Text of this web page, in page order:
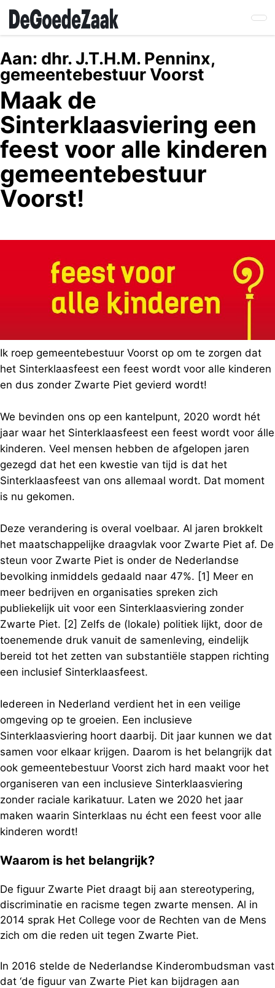
Skip
main
content
Aan: dhr. J.T.H.M. Penninx,
gemeentebestuur Voorst
Maak de
Sinterklaasviering een
feest voor alle kinderen
gemeentebestuur
Voorst!
Ik roep gemeentebestuur Voorst op om te zorgen dat
het Sinterklaasfeest een feest wordt voor alle kinderen
en dus zonder Zwarte Piet gevierd wordt!
We bevinden ons op een kantelpunt, 2020 wordt hét
jaar waar het Sinterklaasfeest een feest wordt voor álle
kinderen. Veel mensen hebben de afgelopen jaren
gezegd dat het een kwestie van tijd is dat het
Sinterklaasfeest van ons allemaal wordt. Dat moment
is nu gekomen.
Deze verandering is overal voelbaar. Al jaren brokkelt
het maatschappelijke draagvlak voor Zwarte Piet af. De
steun voor Zwarte Piet is onder de Nederlandse
bevolking inmiddels gedaald naar 47%. [1] Meer en
meer bedrijven en organisaties spreken zich
publiekelijk uit voor een Sinterklaasviering zonder
Zwarte Piet. [2] Zelfs de (lokale) politiek lijkt, door de
toenemende druk vanuit de samenleving, eindelijk
bereid tot het zetten van substantiële stappen richting
een inclusief Sinterklaasfeest.
Iedereen in Nederland verdient het in een veilige
omgeving op te groeien. Een inclusieve
Sinterklaasviering hoort daarbij. Dit jaar kunnen we dat
samen voor elkaar krijgen. Daarom is het belangrijk dat
ook gemeentebestuur Voorst zich hard maakt voor het
organiseren van een inclusieve Sinterklaasviering
zonder raciale karikatuur. Laten we 2020 het jaar
maken waarin Sinterklaas nu écht een feest voor alle
kinderen wordt!
Waarom is het belangrijk?
De figuur Zwarte Piet draagt bij aan stereotypering,
discriminatie en racisme tegen zwarte mensen. Al in
2014 sprak Het College voor de Rechten van de Mens
zich om die reden uit tegen Zwarte Piet.
In 2016 stelde de Nederlandse Kinderombudsman vast
dat ‘de figuur van Zwarte Piet kan bijdragen aan